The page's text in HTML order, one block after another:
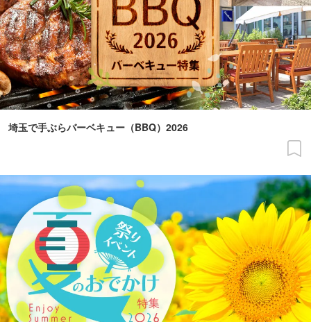
埼玉で手ぶらバーベキュー（BBQ）2026